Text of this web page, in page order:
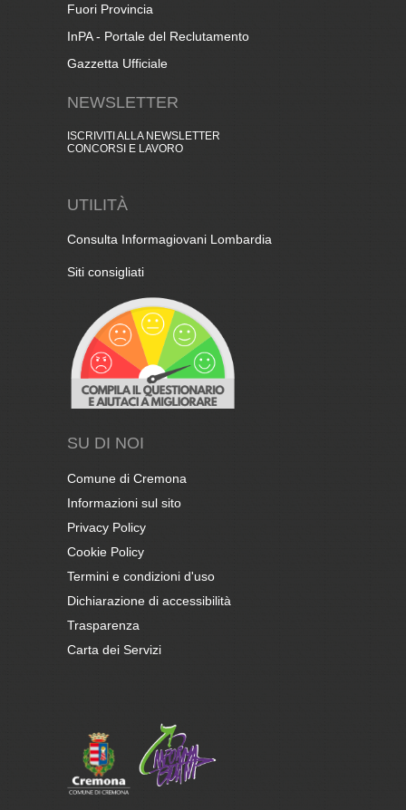
Fuori Provincia
InPA - Portale del Reclutamento
Gazzetta Ufficiale
NEWSLETTER
ISCRIVITI ALLA NEWSLETTER
CONCORSI E LAVORO
UTILITÀ
Consulta Informagiovani Lombardia
Siti consigliati
SU DI NOI
Comune di Cremona
Informazioni sul sito
Privacy Policy
Cookie Policy
Termini e condizioni d'uso
Dichiarazione di accessibilità
Trasparenza
Carta dei Servizi